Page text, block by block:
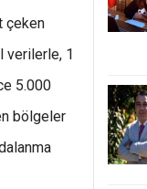
çeken
verilerle, 1
5.000
bölgeler